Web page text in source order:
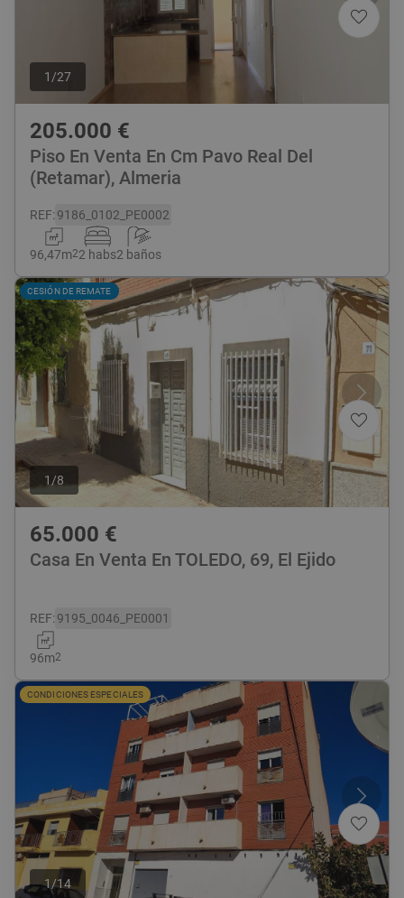
1 /27
205.000 €
Piso En Venta En Cm Pavo Real Del
(Retamar), Almeria
REF:9186_0102_PE0002
96,47m22 habs2 baños
1 /8
CESIÓN DE REMATE
65.000 €
Casa En Venta En TOLEDO, 69, El Ejido
REF:9195_0046_PE0001
96m2
1 /14
CONDICIONES ESPECIALES